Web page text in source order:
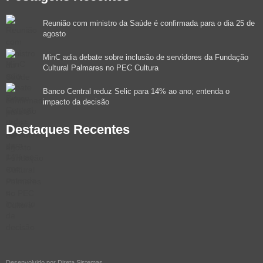
Reunião com ministro da Saúde é confirmada para o dia 25 de
agosto
MinC adia debate sobre inclusão de servidores da Fundação
Cultural Palmares no PEC Cultura
Banco Central reduz Selic para 14% ao ano; entenda o
impacto da decisão
Destaques Recentes